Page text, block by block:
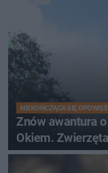
NIEKOŃCZĄCA SIĘ
Znów awantura
Okiem.